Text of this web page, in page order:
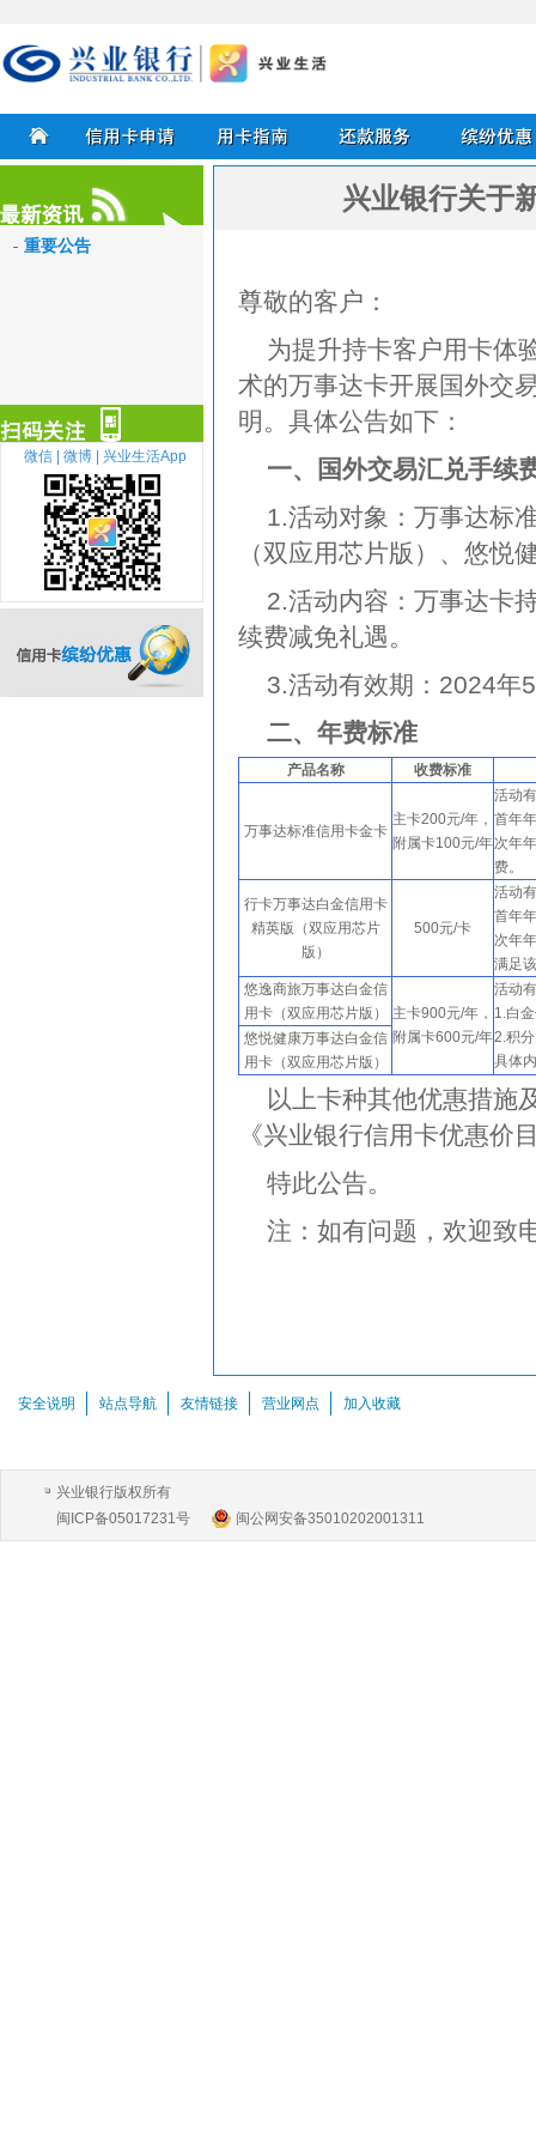
兴业银行信用卡
首页 信用卡申请 用卡指南
重要公告
扫描关注
微信 | 微博 | 兴业生活App
兴业银行关于
尊敬的客户：
为提升持卡客户用卡体
术的万事达卡开展国外交
明。具体公告如下：
一、国外交易汇兑手续
1.活动对象：万事达标
（双应用芯片版）、悠悦
2.活动内容：万事达卡
续费减免礼遇。
3.活动有效期：2024年
二、年费标准
产品名称 收费标准
万事达标准信用卡金卡
主卡200元/年，
附属卡100元/年
活动
首年
次年
费。
行卡万事达白金信用卡
精英版（双应用芯片
版）
500元/卡
活动
首年
次年
满足
悠逸商旅万事达白金信
用卡（双应用芯片版）
主卡900元/年，
附属卡600元/年
活动
1.白
2.积
具体
悠悦健康万事达白金信
用卡（双应用芯片版）
以上卡种其他优惠措施
《兴业银行信用卡优惠价
特此公告。
注：如有问题，欢迎致
安全说明 站点导航 友情链接 营业网点 加入收藏
兴业银行版权所有
闽ICP备05017231号
闽公网安备35010202001311